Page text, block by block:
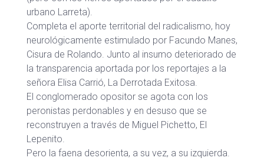
urbano Larreta).
Completa el aporte territorial del radicalismo, hoy
neurológicamente estimulado por Facundo Manes,
Cisura de Rolando. Junto al insumo deteriorado de
la transparencia aportada por los reportajes a la
señora Elisa Carrió, La Derrotada Exitosa.
El conglomerado opositor se agota con los
peronistas perdonables y en desuso que se
reconstruyen a través de Miguel Pichetto, El
Lepenito.
Pero la faena desorienta, a su vez, a su izquierda.